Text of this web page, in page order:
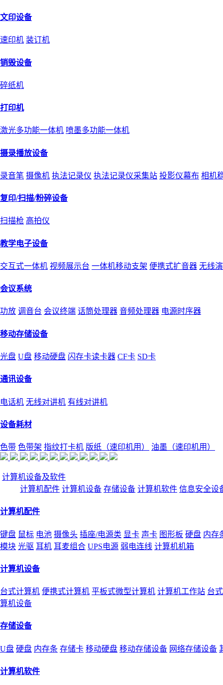
文印设备
速印机 装订机
销毁设备
碎纸机
打印机
激光多功能一体机 喷墨多功能一体机
摄录播放设备
录音笔 摄像机 执法记录仪 执法记录仪采集站 投影仪幕布 相机
复印/扫描/粉碎设备
扫描枪 高拍仪
教学电子设备
交互式一体机 视频展示台 一体机移动支架 便携式扩音器 无线
会议系统
功放 调音台 会议终端 话筒处理器 音频处理器 电源时序器
移动存储设备
光盘 U盘 移动硬盘 闪存卡读卡器 CF卡 SD卡
通讯设备
电话机 无线对讲机 有线对讲机
设备耗材
色带 色带架 指纹打卡机 版纸（速印机用） 油墨（速印机用）
计算机设备及软件
计算机配件 计算机设备 存储设备 计算机软件 信息安全设
计算机配件
键盘 鼠标 电池 摄像头 插座/电源类 显卡 声卡 图形板 硬盘 内存
模块 光驱 耳机 耳麦组合 UPS电源 弱电连线 计算机机箱
计算机设备
台式计算机 便携式计算机 平板式微型计算机 计算机工作站 台
算机设备
存储设备
U盘 硬盘 内存条 存储卡 移动硬盘 移动存储设备 网络存储设备
计算机软件